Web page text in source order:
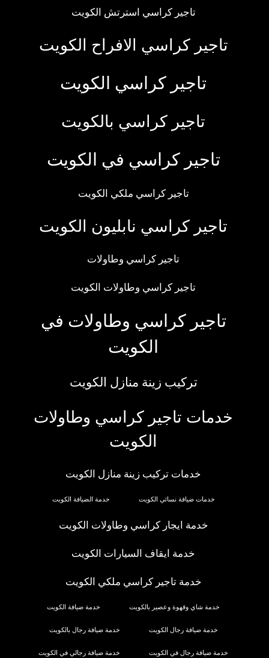
تاجير كراسي استرتش الكويت
تاجير كراسي الافراح الكويت
تاجير كراسي الكويت
تاجير كراسي بالكويت
تاجير كراسي في الكويت
تاجير كراسي ملكي الكويت
تاجير كراسي نابليون الكويت
تاجير كراسي وطاولات
تاجير كراسي وطاولات الكويت
تاجير كراسي وطاولات في
الكويت
تركيب زينة منازل الكويت
خدمات تاجير كراسي وطاولات
الكويت
خدمات تركيب زينة منازل الكويت
خدمات ضيافة نسائي الكويت خدمة الضيافة الكويت
خدمة ايجار كراسي وطاولات الكويت
خدمة ايقاف السيارات الكويت
خدمة تاجير كراسي ملكي الكويت
خدمة شاي وقهوة وعصير بالكويت خدمة ضيافة الكويت
خدمة ضيافة رجال الكويت خدمة ضيافة رجال بالكويت
خدمة ضيافة رجال في الكويت خدمة ضيافة رجالي في الكويت